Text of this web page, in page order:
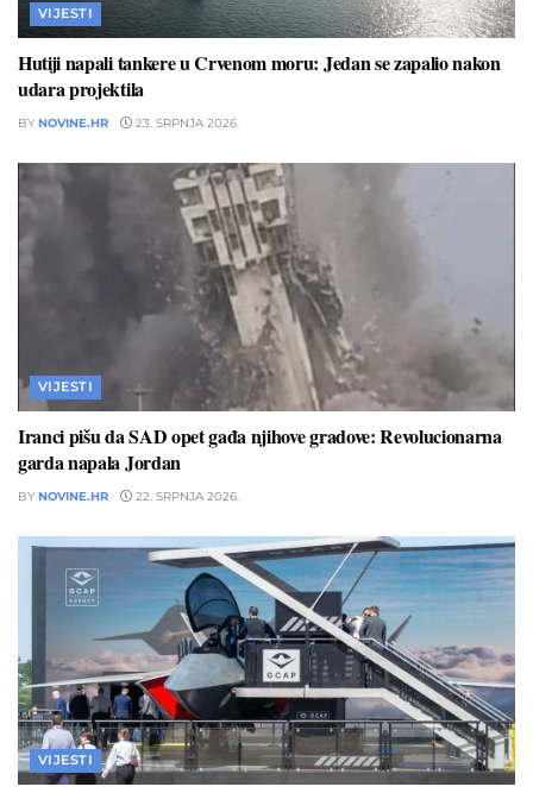
VIJESTI
Hutiji napali tankere u Crvenom moru: Jedan se zapalio nakon
udara projektila
BY NOVINE.HR 23. SRPNJA 2026.
VIJESTI
Iranci pišu da SAD opet gađa njihove gradove: Revolucionarna
garda napala Jordan
BY NOVINE.HR 22. SRPNJA 2026.
VIJESTI